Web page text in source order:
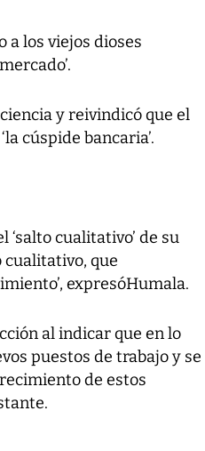
a los viejos dioses
y reivindicó que el
cúspide bancaria’.
cualitativo’ de su
cualitativo, que
expresóHumala.
al indicar que en lo
puestos de trabajo y se
de estos